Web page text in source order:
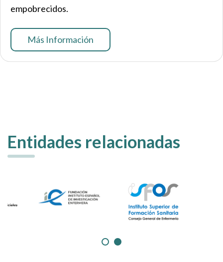
empobrecidos.
Más Información
Entidades relacionadas